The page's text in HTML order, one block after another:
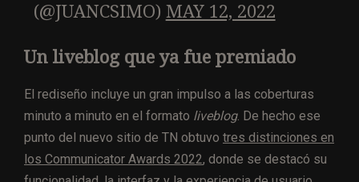
(@JUANCSIMO) MAY 12, 2022
Un liveblog que ya fue premiado
El rediseño incluye un gran impulso a las coberturas
minuto a minuto en el formato liveblog. De hecho ese
punto del nuevo sitio de TN obtuvo tres distinciones en
los Communicator Awards 2022, donde se destacó su